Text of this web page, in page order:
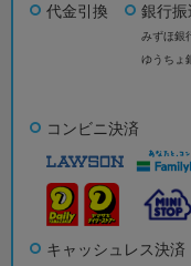
代金引換 銀行振
みずほ銀
ゆうちょ
コンビニ決済
キャッシュレス決済